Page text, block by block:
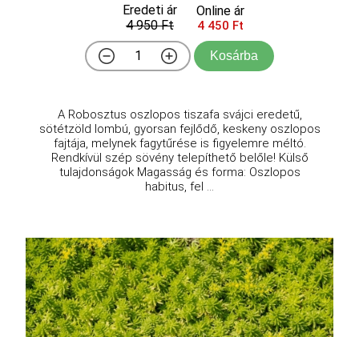
Eredeti ár
4 950 Ft
Online ár
4 450 Ft
Kosárba
A Robosztus oszlopos tiszafa svájci eredetű,
sötétzöld lombú, gyorsan fejlődő, keskeny oszlopos
fajtája, melynek fagytűrése is figyelemre méltó.
Rendkívül szép sövény telepíthető belőle! Külső
tulajdonságok Magasság és forma: Oszlopos
habitus, fel ...